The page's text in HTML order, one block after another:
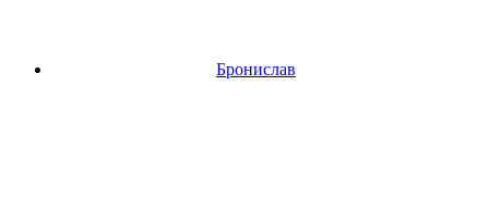
Бронислав